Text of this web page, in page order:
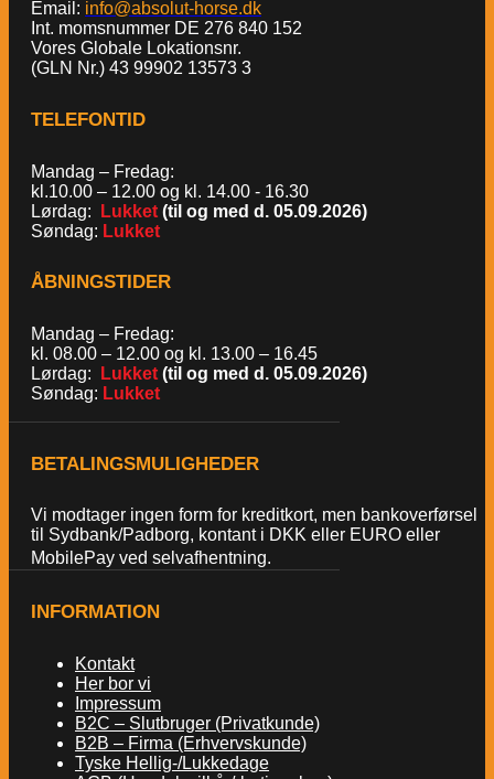
Email: info@absolut-horse.dk
Int. momsnummer DE 276 840 152
Vores Globale Lokationsnr.
(GLN Nr.) 43 99902 13573 3
TELEFONTID
Mandag – Fredag:
kl.10.00 – 12.00 og kl. 14.00 - 16.30
Lørdag:
Lukket (til og med d. 05.09.2026)
Søndag: Lukket
ÅBNINGSTIDER
Mandag – Fredag:
kl. 08.00 – 12.00 og kl. 13.00 – 16.45
Lørdag:
Lukket (til og med d. 05.09.2026)
Søndag: Lukket
BETALINGSMULIGHEDER
Vi modtager ingen form for kreditkort, men bankoverførsel
til Sydbank/Padborg, kontant i DKK eller EURO eller
MobilePay ved selvafhentning.
INFORMATION
Kontakt
Her bor vi
Impressum
B2C – Slutbruger (Privatkunde)
B2B – Firma (Erhvervskunde)
Tyske Hellig-/Lukkedage